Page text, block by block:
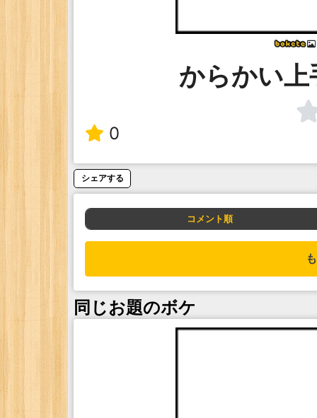
からかい
0
シェアする
コメント順
同じお題のボケ